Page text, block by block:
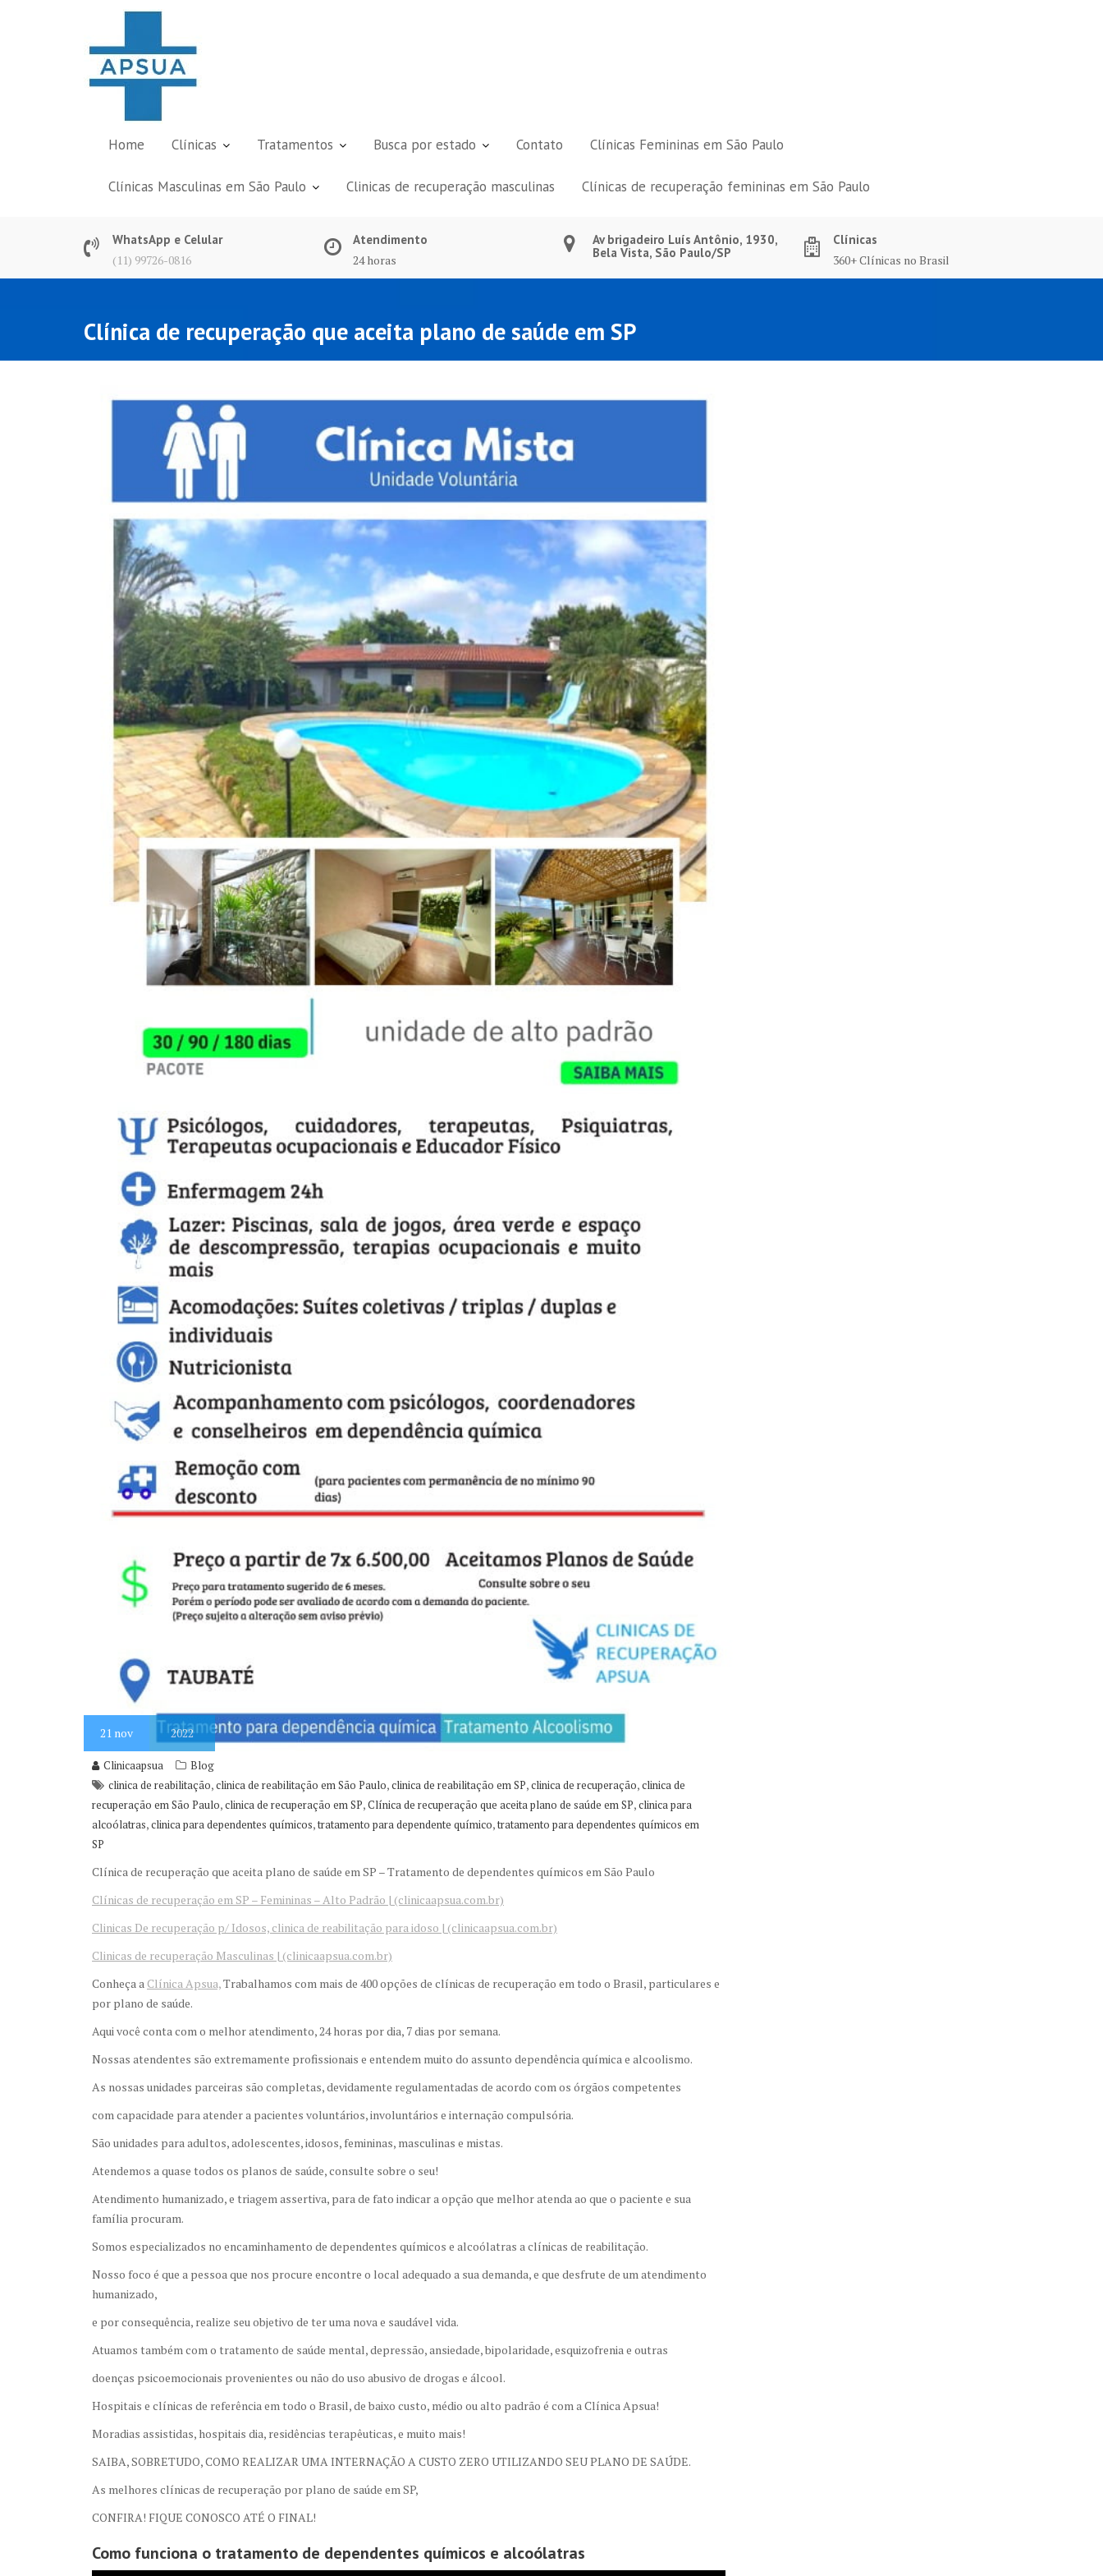
Home Clínicas Tratamentos Busca por estado Contato Clínicas Femininas em São Paulo
Clínicas Masculinas em São Paulo Clinicas de recuperação masculinas Clínicas de recuperação femininas em São Paulo
WhatsApp e Celular
(11) 99726-0816
Atendimento
24 horas
Av brigadeiro Luís Antônio, 1930,
Bela Vista, São Paulo/SP
Clínicas
360+ Clínicas no Brasil
Clínica de recuperação que aceita plano de saúde em SP
21 nov 2022
Clinicaapsua
Blog
clinica de reabilitação,clinica de reabilitação em São Paulo,clinica de reabilitação em SP,clinica de recuperação,clinica de
recuperação em São Paulo,clinica de recuperação em SP,Clínica de recuperação que aceita plano de saúde em SP,clinica para
alcoólatras,clinica para dependentes químicos,tratamento para dependente químico,tratamento para dependentes químicos em
SP
Clínica de recuperação que aceita plano de saúde em SP – Tratamento de dependentes químicos em São Paulo
Clínicas de recuperação em SP – Femininas – Alto Padrão | (clinicaapsua.com.br)
Clinicas De recuperação p/ Idosos, clinica de reabilitação para idoso | (clinicaapsua.com.br)
Clinicas de recuperação Masculinas | (clinicaapsua.com.br)
Conheça a Clínica Apsua,Trabalhamos com mais de 400 opções de clínicas de recuperação em todo o Brasil, particulares e
por plano de saúde.
Aqui você conta com o melhor atendimento, 24 horas por dia, 7 dias por semana.
Nossas atendentes são extremamente profissionais e entendem muito do assunto dependência química e alcoolismo.
As nossas unidades parceiras são completas, devidamente regulamentadas de acordo com os órgãos competentes
com capacidade para atender a pacientes voluntários, involuntários e internação compulsória.
São unidades para adultos, adolescentes, idosos, femininas, masculinas e mistas.
Atendemos a quase todos os planos de saúde, consulte sobre o seu!
Atendimento humanizado, e triagem assertiva, para de fato indicar a opção que melhor atenda ao que o paciente e sua
família procuram.
Somos especializados no encaminhamento de dependentes químicos e alcoólatras a clínicas de reabilitação.
Nosso foco é que a pessoa que nos procure encontre o local adequado a sua demanda, e que desfrute de um atendimento
humanizado,
e por consequência, realize seu objetivo de ter uma nova e saudável vida.
Atuamos também com o tratamento de saúde mental, depressão, ansiedade, bipolaridade, esquizofrenia e outras
doenças psicoemocionais provenientes ou não do uso abusivo de drogas e álcool.
Hospitais e clínicas de referência em todo o Brasil, de baixo custo, médio ou alto padrão é com a Clínica Apsua!
Moradias assistidas, hospitais dia, residências terapêuticas, e muito mais!
SAIBA, SOBRETUDO, COMO REALIZAR UMA INTERNAÇÃO A CUSTO ZERO UTILIZANDO SEU PLANO DE SAÚDE.
As melhores clínicas de recuperação por plano de saúde em SP,
CONFIRA! FIQUE CONOSCO ATÉ O FINAL!
Como funciona o tratamento de dependentes químicos e alcoólatras